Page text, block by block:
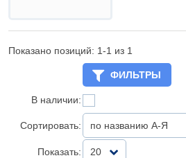
Показано позиций: 1-1 из 1
ФИЛЬТРЫ
В наличии:
Сортировать: по названию А-Я
Показать: 20